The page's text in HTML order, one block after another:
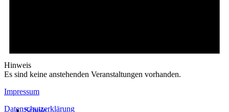
Hinweis
Es sind keine anstehenden Veranstaltungen vorhanden.
Impressum
Datenschutzerklärung